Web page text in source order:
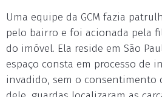
Uma equipe da GCM fazia
pelo bairro e foi acionada pela
do imóvel. Ela reside em São
espaço consta em processo de
invadido, sem o consentimento